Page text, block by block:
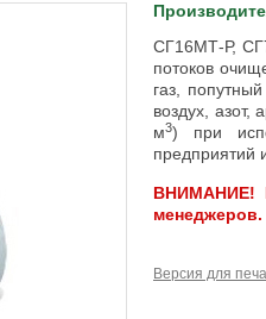
СГ16МТ-Р,
потоков
газ,
воздух, азот,
м3) при
предприятий
ВНИМАНИЕ!
менеджеров.
Версия для